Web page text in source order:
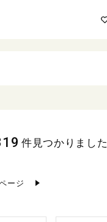
ージ
件見つかりました